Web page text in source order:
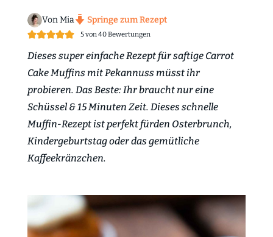
Von Mia Springe zum Rezept
5von40Bewertungen
Dieses super einfache Rezept für saftige Carrot
Cake Muffins mit Pekannuss müsst ihr
probieren. Das Beste: Ihr braucht nur eine
Schüssel & 15 Minuten Zeit. Dieses schnelle
Muffin-Rezept ist perfekt fürden Osterbrunch,
Kindergeburtstagoder das gemütliche
Kaffeekränzchen.